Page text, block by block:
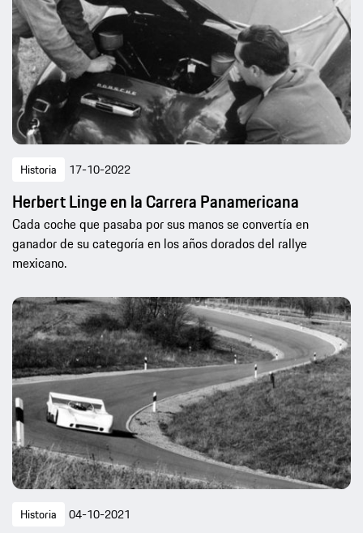
Historia 17-10-2022
Herbert Linge en la Carrera Panamericana
Cada coche que pasaba por sus manos se convertía en
ganador de su categoría en los años dorados del rallye
mexicano.
Historia 04-10-2021